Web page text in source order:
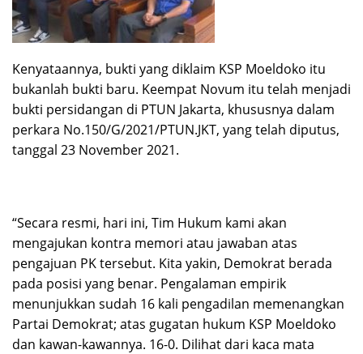
Kenyataannya, bukti yang diklaim KSP Moeldoko itu
bukanlah bukti baru. Keempat Novum itu telah menjadi
bukti persidangan di PTUN Jakarta, khususnya dalam
perkara No.150/G/2021/PTUN.JKT, yang telah diputus,
tanggal 23 November 2021.
“Secara resmi, hari ini, Tim Hukum kami akan
mengajukan kontra memori atau jawaban atas
pengajuan PK tersebut. Kita yakin, Demokrat berada
pada posisi yang benar. Pengalaman empirik
menunjukkan sudah 16 kali pengadilan memenangkan
Partai Demokrat; atas gugatan hukum KSP Moeldoko
dan kawan-kawannya. 16-0. Dilihat dari kaca mata